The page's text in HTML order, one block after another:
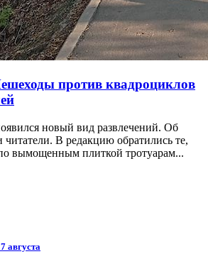
против квадроциклов
новый вид развлечений. Об
читатели. В редакцию обратились те,
по вымощенным плиткой тротуарам...
августа